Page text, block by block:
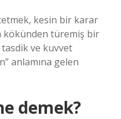
kesin bir karar
kökünden türemiş bir
ve kuvvet
anlamına gelen
demek?